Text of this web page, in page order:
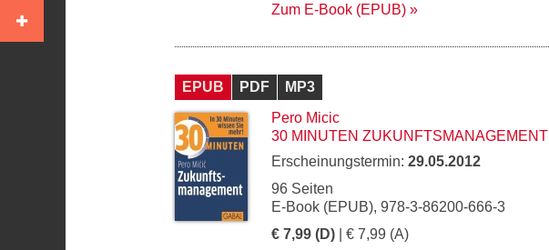
Zum E-Book (EPUB)
EPUB PDF
MP3
Pero Micic
30 MINUTEN ZUKUNFTSMANAGEMENT
Erscheinungstermin: 29.05.2012
96 Seiten
E-Book (EPUB), 978-3-86200-666-3
€ 7,99 (D) | € 7,99 (A)